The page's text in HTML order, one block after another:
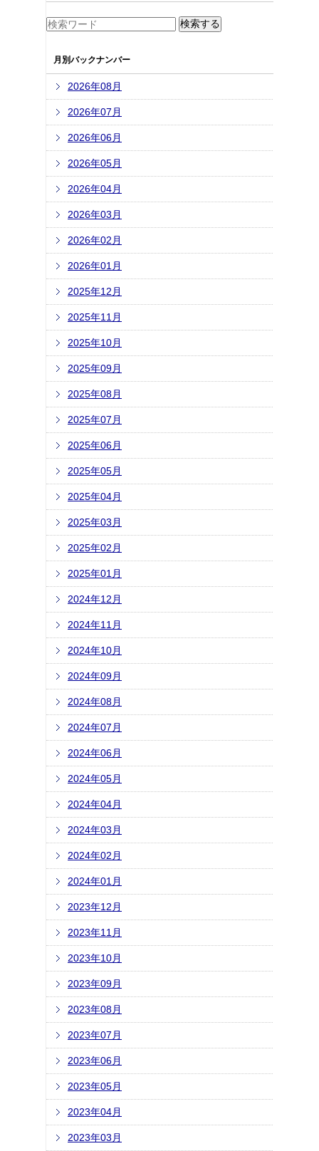
月別バックナンバー
2026年08月
2026年07月
2026年06月
2026年05月
2026年04月
2026年03月
2026年02月
2026年01月
2025年12月
2025年11月
2025年10月
2025年09月
2025年08月
2025年07月
2025年06月
2025年05月
2025年04月
2025年03月
2025年02月
2025年01月
2024年12月
2024年11月
2024年10月
2024年09月
2024年08月
2024年07月
2024年06月
2024年05月
2024年04月
2024年03月
2024年02月
2024年01月
2023年12月
2023年11月
2023年10月
2023年09月
2023年08月
2023年07月
2023年06月
2023年05月
2023年04月
2023年03月